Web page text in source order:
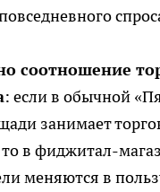
соотношение
: если в обычной
занимает
в фиджитал-
меняются в